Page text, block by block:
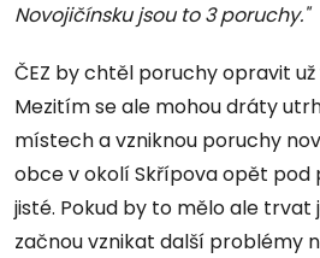
Novojičínsku jsou to 3 poruchy."
ČEZ by chtěl poruchy opravit
Mezitím se ale mohou dráty
místech a vzniknou poruchy
obce v okolí Skřípova opět pod
jisté. Pokud by to mělo ale trvat
začnou vznikat další problémy